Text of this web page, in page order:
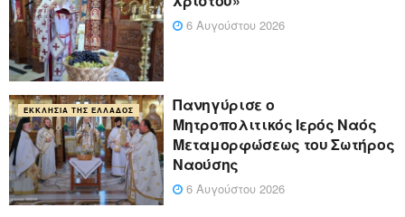
6 Αυγούστου 2026
ΕΚΚΛΗΣΊΑ ΤΗΣ ΕΛΛΆΔΟΣ
Πανηγύρισε ο
Μητροπολιτικός Ιερός Ναός
Μεταμορφώσεως του Σωτήρος
Ναούσης
6 Αυγούστου 2026